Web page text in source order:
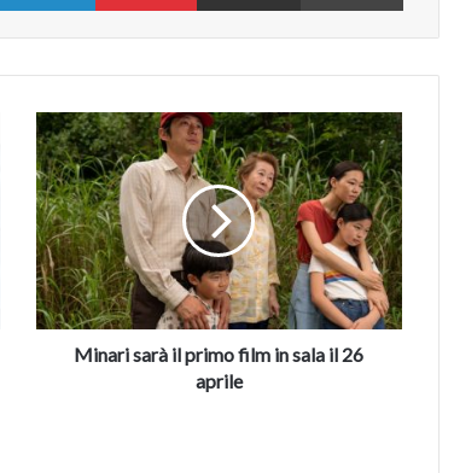
Minari
sarà
il
primo
film
in
sala
il
26
aprileMinari sarà il primo film in sala il 26
aprile